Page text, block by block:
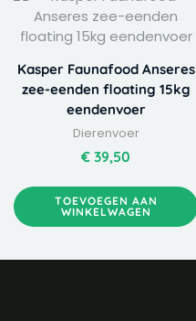
Kasper Faunafood Anseres
zee-eenden floating 15kg
eendenvoer
Dierenvoer
€ 39,50
TOEVOEGEN AAN
WINKELWAGEN